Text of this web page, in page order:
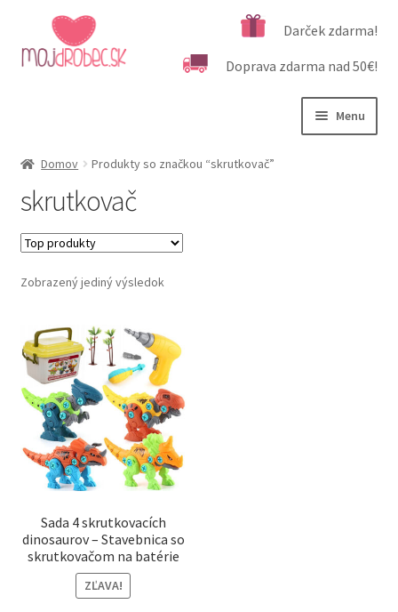
Preskočiť
na
navigáciu
Preskočiť
na
obsah
Darček zdarma!
Doprava zdarma nad 50€!
Menu
Podľa veku
Kategórie produktov
Dôležité informácie
Domov Produkty so značkou “skrutkovač”
skrutkovač
Zobrazený jediný výsledok
Sada 4 skrutkovacích
dinosaurov – Stavebnica so
skrutkovačom na batérie
ZĽAVA!